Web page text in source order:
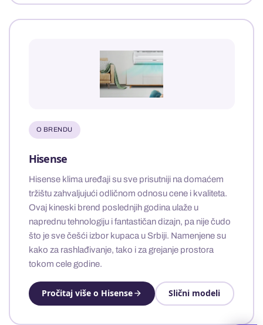
O BRENDU
Hisense
Hisense klima uređaji su sve prisutniji na domaćem
tržištu zahvaljujući odličnom odnosu cene i kvaliteta.
Ovaj kineski brend poslednjih godina ulaže u
naprednu tehnologiju i fantastičan dizajn, pa nije čudo
što je sve češći izbor kupaca u Srbiji. Namenjene su
kako za rashlađivanje, tako i za grejanje prostora
tokom cele godine.
Pročitaj više o Hisense Slični modeli